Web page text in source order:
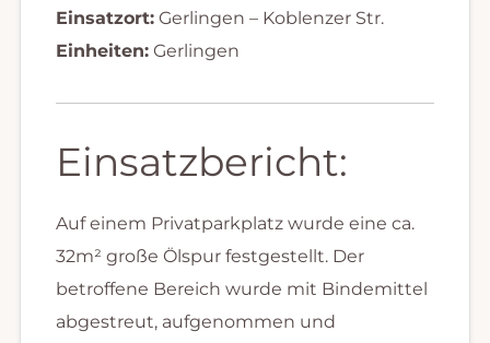
Einsatzort:Gerlingen – Koblenzer Str.
Einheiten:Gerlingen
Einsatzbericht:
Auf einem Privatparkplatz wurde eine ca.
32m² große Ölspur festgestellt. Der
betroffene Bereich wurde mit Bindemittel
abgestreut, aufgenommen und